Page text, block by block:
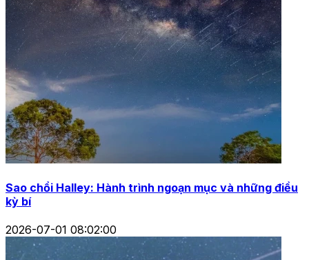
Sao chổi Halley: Hành trình ngoạn mục và những điều
kỳ bí
2026-07-01 08:02:00